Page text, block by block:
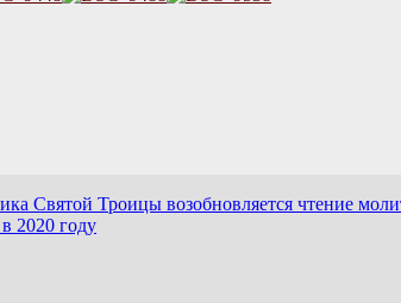
Святой Троицы возобновляется чтение
2020 году